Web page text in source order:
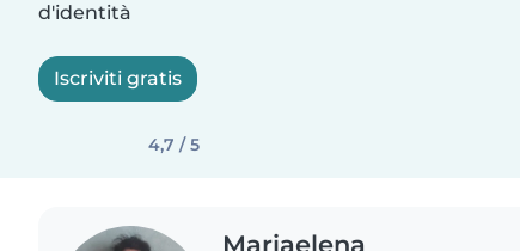
d'identità
Iscriviti gratis
4,7 / 5
Mariaelena